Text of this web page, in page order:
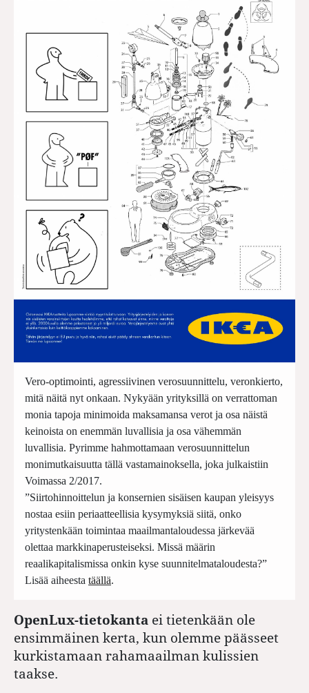
Vero-optimointi, agressiivinen verosuunnittelu, veronkierto,
mitä näitä nyt onkaan. Nykyään yrityksillä on verrattoman
monia tapoja minimoida maksamansa verot ja osa näistä
keinoista on enemmän luvallisia ja osa vähemmän
luvallisia. Pyrimme hahmottamaan verosuunnittelun
monimutkaisuutta tällä vastamainoksella, joka julkaistiin
Voimassa 2/2017.
”Siirtohinnoittelun ja konsernien sisäisen kaupan yleisyys
nostaa esiin periaatteellisia kysymyksiä siitä, onko
yritystenkään toimintaa maailmantaloudessa järkevää
olettaa markkinaperusteiseksi. Missä määrin
reaalikapitalismissa onkin kyse suunnitelmataloudesta?”
Lisää aiheesta täällä.
OpenLux-tietokanta ei tietenkään ole
ensimmäinen kerta, kun olemme päässeet
kurkistamaan rahamaailman kulissien
taakse.